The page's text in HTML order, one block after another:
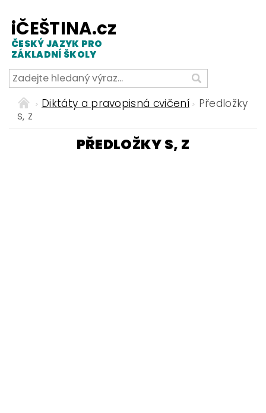
iČEŠTINA.cz
ČESKÝ JAZYK PRO
ZÁKLADNÍ ŠKOLY
Diktáty a pravopisná cvičení
Předložky
s, z
PŘEDLOŽKY S, Z